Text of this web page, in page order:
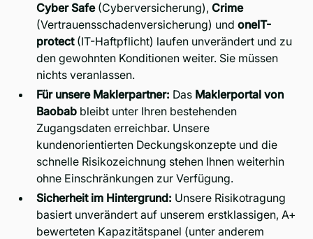
Cyber Safe(Cyberversicherung), Crime
(Vertrauensschadenversicherung) und oneIT-
protect(IT-Haftpflicht) laufen unverändert und zu
den gewohnten Konditionen weiter. Sie müssen
nichts veranlassen.
Für unsere Maklerpartner: Das Maklerportal von
Baobab bleibt unter Ihren bestehenden
Zugangsdaten erreichbar. Unsere
kundenorientierten Deckungskonzepte und die
schnelle Risikozeichnung stehen Ihnen weiterhin
ohne Einschränkungen zur Verfügung.
Sicherheit im Hintergrund: Unsere Risikotragung
basiert unverändert auf unserem erstklassigen, A+
bewerteten Kapazitätspanel (unter anderem